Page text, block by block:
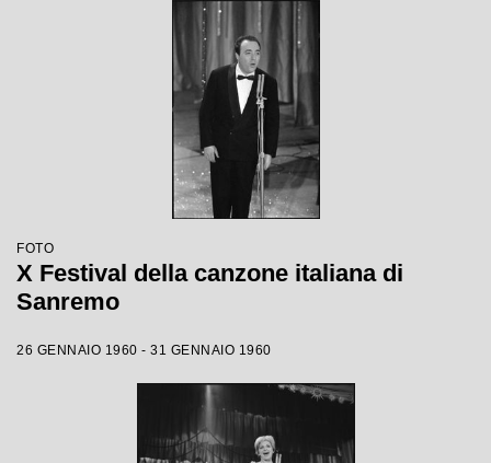
FOTO
X Festival della canzone italiana di
Sanremo
26 GENNAIO 1960 - 31 GENNAIO 1960